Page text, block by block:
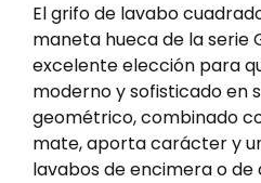
El grifo de lavabo
maneta hueca de la serie
excelente elección para
moderno y sofisticado en
geométrico, combinado
mate, aporta carácter y
lavabos de encimera o de